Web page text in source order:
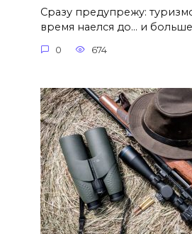
Сразу предупрежу:
время наелся до… и
0 674